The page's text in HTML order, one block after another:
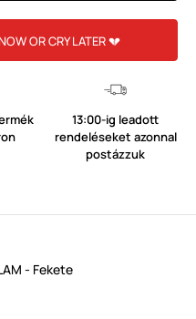
OR CRY LATER 💔
13:00-ig leadott
rendeléseket azonnal
postázzuk
- Fekete